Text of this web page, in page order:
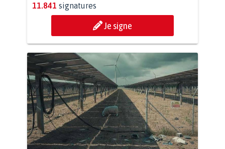
11.841 signatures
Je signe